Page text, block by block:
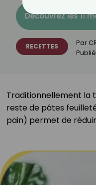
Découvrez les 11
RECETTES Par
Traditionnellement la
reste de pâtes
pain) permet de